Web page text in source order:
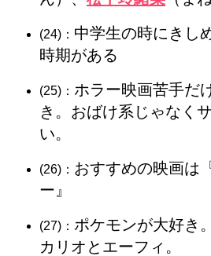
(24)： 中学生の時にきし
時期がある
(25)： ホラー映画苦手だ
き。おばけ系じゃなく
い。
(26)： おすすめの映画は
ー』
(27)： ポケモンが大好き
カリオとエーフィ。